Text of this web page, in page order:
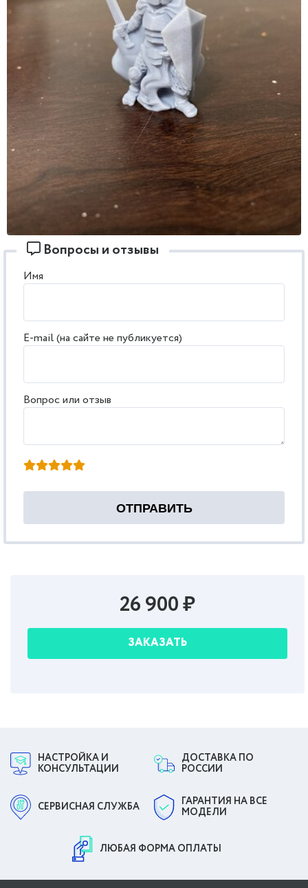
Вопросы и отзывы
Имя
E-mail (на сайте не публикуется)
Вопрос или отзыв
26 900 ₽
ЗАКАЗАТЬ
НАСТРОЙКА И
КОНСУЛЬТАЦИИ
ДОСТАВКА ПО
РОССИИ
СЕРВИСНАЯ СЛУЖБА
ГАРАНТИЯ НА ВСЕ
МОДЕЛИ
ЛЮБАЯ ФОРМА ОПЛАТЫ